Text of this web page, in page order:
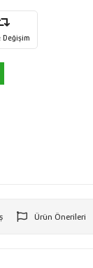
Değişim
Ürün Önerileri